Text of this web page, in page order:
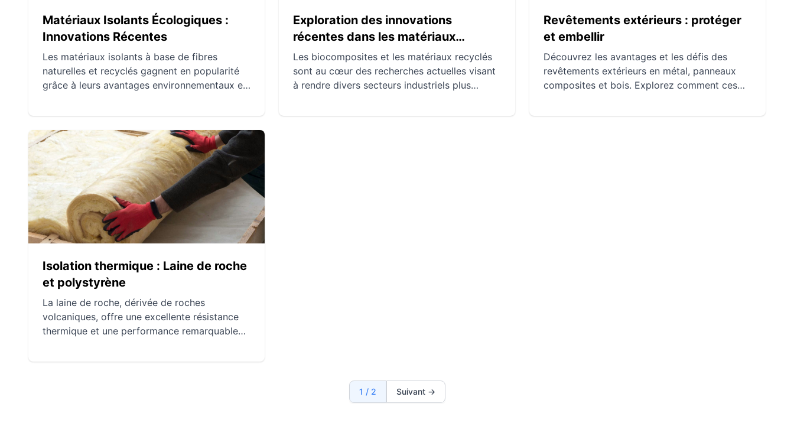
Matériaux Isolants Écologiques :
Innovations Récentes
Les matériaux isolants à base de fibres
naturelles et recyclés gagnent en popularité
grâce à leurs avantages environnementaux et
chanvre, le lin et la laine de mouton offrent
des solutions biodégradables et efficaces,
tandis que des textiles recyclés réduisent les
déchets et l'impact environnemental. Les
avancées dans les techniques de production
et l'importance sociale de ces innovations
promettent un avenir plus durable dans la
construction.
Exploration des innovations
récentes dans les matériaux
écologiques
Les biocomposites et les matériaux recyclés
sont au cœur des recherches actuelles visant
à rendre divers secteurs industriels plus
comparables aux matériaux traditionnels et
Revêtements extérieurs : protéger
et embellir
Découvrez les avantages et les défis des
revêtements extérieurs en métal, panneaux
composites et bois. Explorez comment ces
embellir les bâtiments. Apprenez les
Isolation thermique : Laine de roche
et polystyrène
La laine de roche, dérivée de roches
volcaniques, offre une excellente résistance
thermique et une performance remarquable
polystyrène, disponible en versions expansée
1 / 2 Suivant →